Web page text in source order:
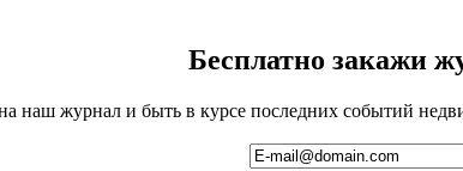
Бесплатно закажи
наш журнал и быть в курсе последних событий